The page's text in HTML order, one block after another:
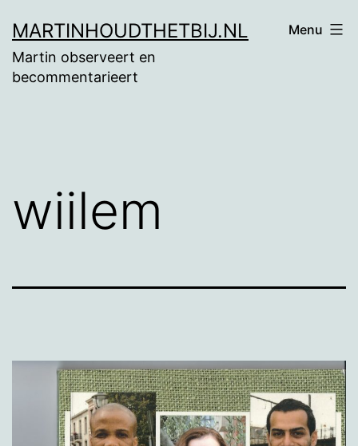
naar
de
MARTINHOUDTHETBIJ.NL
Martin observeert en
becommentarieert
Menu
wiilem